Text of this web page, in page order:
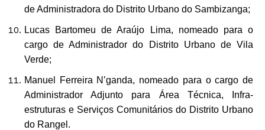
de Administradora do Distrito Urbano do Sambizanga;
Lucas Bartomeu de Araújo Lima, nomeado para o
cargo de Administrador do Distrito Urbano de Vila
Verde;
Manuel Ferreira N’ganda, nomeado para o cargo de
Administrador Adjunto para Área Técnica, Infra-
estruturas e Serviços Comunitários do Distrito Urbano
do Rangel.